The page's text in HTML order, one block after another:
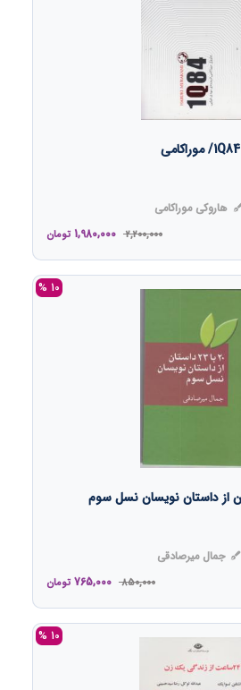
1Q84/ موراکامی
هاروکی موراکامی
2,200,000
1,980,000 تومان
10 %
جمال میرصادقی
850,000
765,000 تومان
10 %